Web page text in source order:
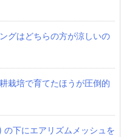
グはどちらの方が涼しいの
栽培で育てたほうが圧倒的
下にエアリズムメッシュを